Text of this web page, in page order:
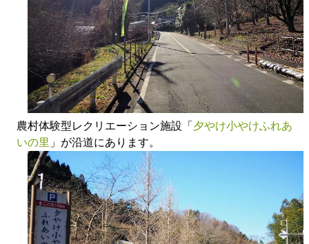
農村体験型レクリエーション施設「 夕やけ小やけふれあ
いの里 」が沿道にあります。